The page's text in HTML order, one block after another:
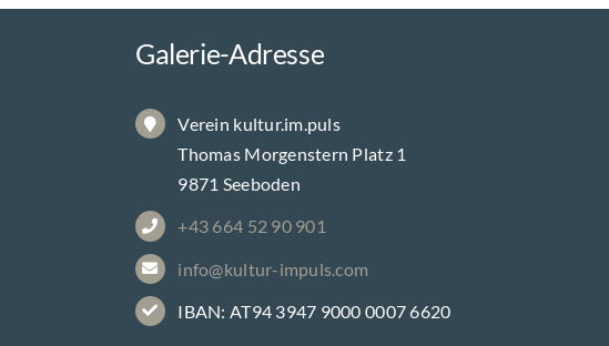
Galerie-Adresse
Verein kultur.im.puls
Thomas Morgenstern Platz 1
9871 Seeboden
+43 664 52 90 901
info@kultur-impuls.com
IBAN: AT94 3947 9000 0007 6620